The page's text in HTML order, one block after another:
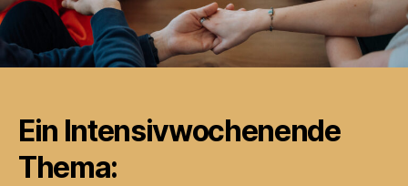
Ein Intensivwochenende
Thema: